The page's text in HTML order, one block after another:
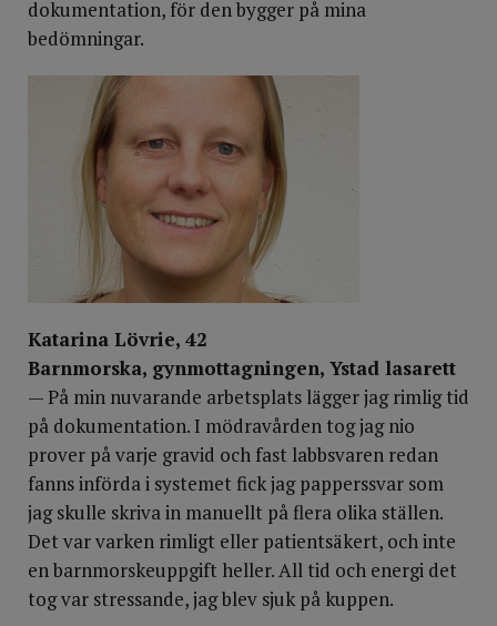
dokumentation, för den bygger på mina
bedömningar.
Katarina Lövrie, 42
Barnmorska, gynmottagningen, Ystad lasarett
— På min nuvarande arbetsplats lägger jag rimlig tid
på dokumentation. I mödravården tog jag nio
prover på varje gravid och fast labbsvaren redan
fanns införda i systemet fick jag papperssvar som
jag skulle skriva in manuellt på flera olika ställen.
Det var varken rimligt eller patientsäkert, och inte
en barnmorskeuppgift heller. All tid och energi det
tog var stressande, jag blev sjuk på kuppen.